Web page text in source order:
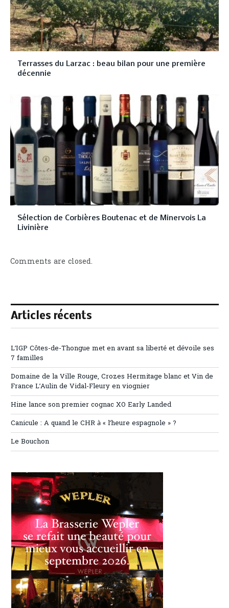
Terrasses du Larzac : beau bilan pour une première
décennie
Sélection de Corbières Boutenac et de Minervois La
Livinière
Comments are closed.
Articles récents
L’IGP Côtes-de-Thongue met en avant sa liberté et dévoile ses
7 familles
Domaine de la Ville Rouge, Crozes Hermitage blanc et Vin de
France L’Aulin de Vidal-Fleury en viognier
Hine lance son premier cognac XO Early Landed
Canicule : A quand le CHR à « l’heure espagnole » ?
Le Bouchon